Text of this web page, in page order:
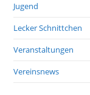
Jugend
Lecker Schnittchen
Veranstaltungen
Vereinsnews